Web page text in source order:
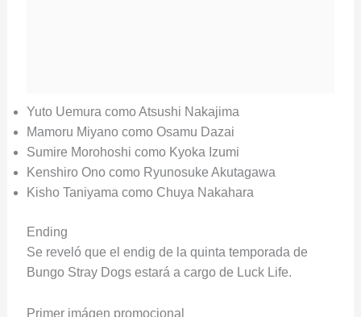
Yuto Uemura como Atsushi Nakajima
Mamoru Miyano como Osamu Dazai
Sumire Morohoshi como Kyoka Izumi
Kenshiro Ono como Ryunosuke Akutagawa
Kisho Taniyama como Chuya Nakahara
Ending
Se reveló que el endig de la quinta temporada de
Bungo Stray Dogs estará a cargo de Luck Life.
Primer imágen promocional